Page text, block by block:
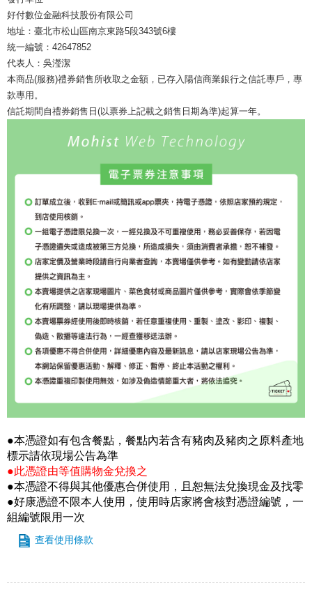
好付數位金融科技股份有限公司
地址：臺北市松山區南京東路5段343號6樓
統一編號：42647852
代表人：吳瀅潔
本商品(服務)禮券銷售所收取之金額，已存入陽信商業銀行之信託專戶，專
款專用。
信託期間自禮券銷售日(以票券上記載之銷售日期為準)起算一年。
●本憑證如有包含餐點，餐點內若含有豬肉及豬肉之原料產地
標示請依現場公告為準
●此憑證由等值購物金兌換之
●本憑證不得與其他優惠合併使用，且恕無法兌換現金及找零
●好康憑證不限本人使用，使用時店家將會核對憑證編號，一
組編號限用一次
查看使用條款